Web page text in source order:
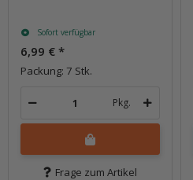
Sofort verfügbar
6,99 € *
Packung: 7 Stk.
Pkg.
Frage zum Artikel